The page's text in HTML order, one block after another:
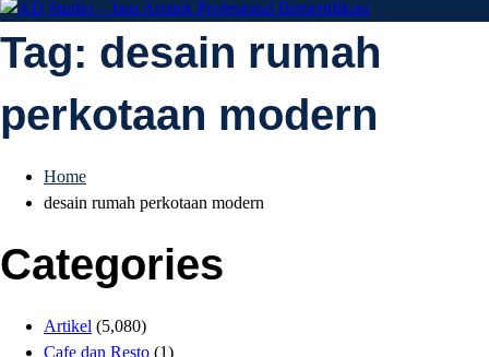
AD Studio – Jasa
Arsitek Profesional
Bersertifikasi
AD Studio – Jasa Arsitek Profesional Bersertifikasi
Tag: desain rumah
perkotaan modern
Home
desain rumah perkotaan modern
Categories
Artikel (5,080)
Cafe dan Resto (1)